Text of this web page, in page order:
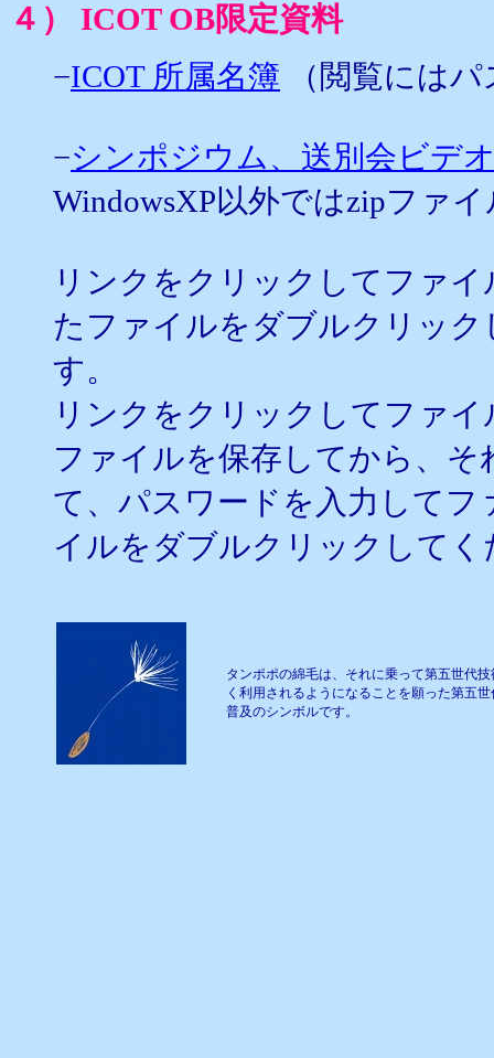
４） ICOT OB限定資料
−ICOT 所属名簿 （閲覧には
−シンポジウム、送別会ビデ
WindowsXP以外ではzipファ
リンクをクリックしてファ
たファイルをダブルクリッ
す。
リンクをクリックしてファ
ファイルを保存してから、
て、パスワードを入力して
イルをダブルクリックしてく
タンポポの綿毛は、それに乗って第五世代技
く利用されるようになることを願った第五
普及のシンボルです。